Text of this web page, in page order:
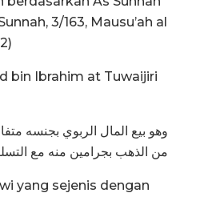
3/163, Mausu’ah al
bin Ibrahim at Tuwaijiri
وهو بيع المال الربوي بجنسه
من الذهب بجرامين منه مع
yang sejenis dengan